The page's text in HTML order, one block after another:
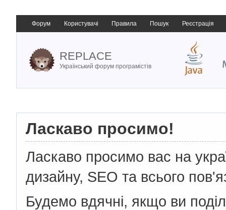
Форум Користувачі Правила Пошук Реєстрація
REPLACE
Український форум програмістів
Ласкаво просимо!
Ласкаво просимо вас на
дизайну, SEO та всього
Будемо вдячні, якщо ви